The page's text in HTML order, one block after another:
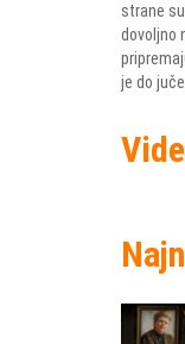
strane
dovoljno
je do